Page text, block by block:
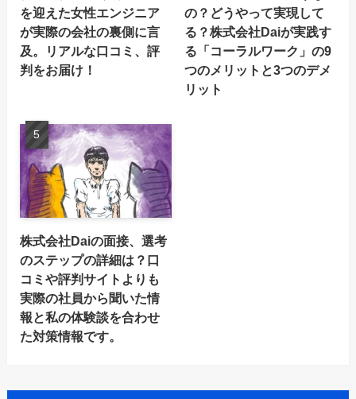
を迎えた女性エンジニア
が実際の会社の裏側に言
及。リアルな口コミ、評
判をお届け！
の？どうやって実現して
る？株式会社Daiが実践す
る「コーラルワーク」の9
つのメリットと3つのデメ
リット
株式会社Daiの面接、選考
のステップの詳細は？口
コミや評判サイトよりも
実際の社員から聞いた情
報と私の体験談を合わせ
た対策情報です。